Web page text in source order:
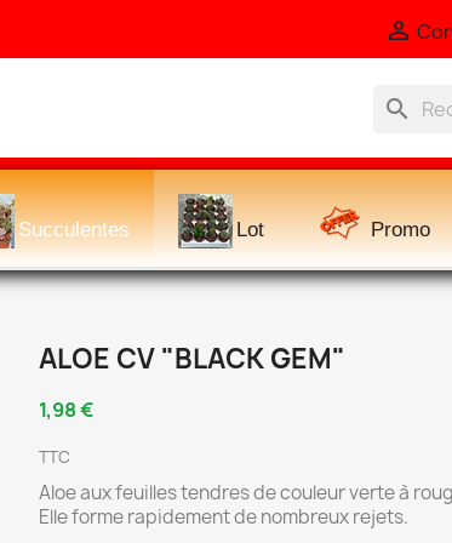

search
Succulentes Lot Promo
ALOE CV "BLACK GEM"
1,98 €
TTC
Aloe aux feuilles tendres de couleur verte à
Elle forme rapidement de nombreux rejets.